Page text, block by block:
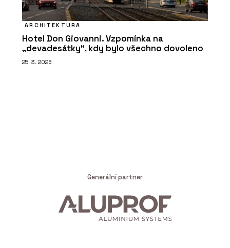
ARCHITEKTURA
Hotel Don Giovanni. Vzpomínka na
„devadesátky“, kdy bylo všechno dovoleno
25. 3. 2026
Generální partner